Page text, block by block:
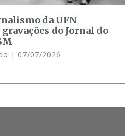
da UFN
do Jornal do
07/07/2026